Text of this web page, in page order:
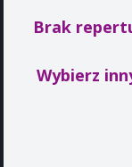
Brak
Wybierz